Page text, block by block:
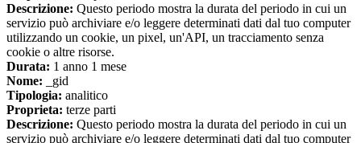
Descrizione: Questo periodo mostra la durata del periodo in cui un
servizio può archiviare e/o leggere determinati dati dal tuo computer
utilizzando un cookie, un pixel, un'API, un tracciamento senza
cookie o altre risorse.
Durata: 1 anno 1 mese
Nome: _gid
Tipologia: analitico
Proprieta: terze parti
Descrizione: Questo periodo mostra la durata del periodo in cui un
servizio può archiviare e/o leggere determinati dati dal tuo computer